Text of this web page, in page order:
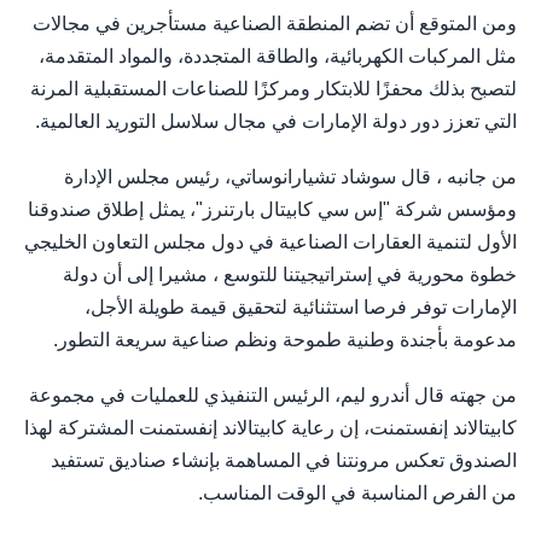
ومن المتوقع أن تضم المنطقة الصناعية مستأجرين في مجالات
مثل المركبات الكهربائية، والطاقة المتجددة، والمواد المتقدمة،
لتصبح بذلك محفزًا للابتكار ومركزًا للصناعات المستقبلية المرنة
التي تعزز دور دولة الإمارات في مجال سلاسل التوريد العالمية.
من جانبه ، قال سوشاد تشيارانوساتي، رئيس مجلس الإدارة
ومؤسس شركة "إس سي كابيتال بارتنرز"، يمثل إطلاق صندوقنا
الأول لتنمية العقارات الصناعية في دول مجلس التعاون الخليجي
خطوة محورية في إستراتيجيتنا للتوسع ، مشيرا إلى أن دولة
الإمارات توفر فرصا استثنائية لتحقيق قيمة طويلة الأجل،
مدعومة بأجندة وطنية طموحة ونظم صناعية سريعة التطور.
من جهته قال أندرو ليم، الرئيس التنفيذي للعمليات في مجموعة
كابيتالاند إنفستمنت، إن رعاية كابيتالاند إنفستمنت المشتركة لهذا
الصندوق تعكس مرونتنا في المساهمة بإنشاء صناديق تستفيد
من الفرص المناسبة في الوقت المناسب.